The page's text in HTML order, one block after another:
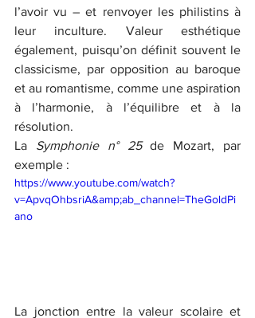
l’avoir vu – et renvoyer les philistins à
leur inculture. Valeur esthétique
également, puisqu’on définit souvent le
classicisme, par opposition au baroque
et au romantisme, comme une aspiration
à l’harmonie, à l’équilibre et à la
résolution.
La Symphonie n° 25 de Mozart, par
exemple :
https://www.youtube.com/watch?
v=ApvqOhbsriA&amp;ab_channel=TheGoldPi
ano
La jonction entre la valeur scolaire et